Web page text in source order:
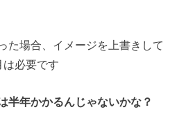
た場合、イメージを上書きして
は必要です
半年かかるんじゃないかな？